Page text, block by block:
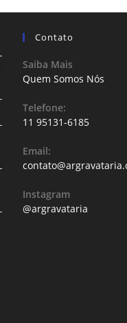
Contato
Saiba Mais
Quem Somos Nós
Telefone:
11 95131-6185
Email:
Instagram
@argravataria